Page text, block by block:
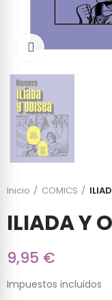
Click to
Inicio COMICS
ILIADA Y
9,95 €
Impuestos incluidos